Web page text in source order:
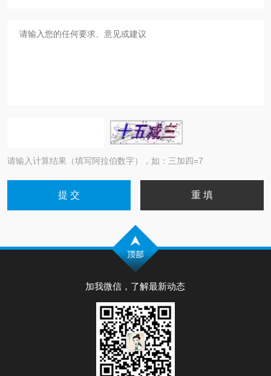
请输入计算结果（填写阿拉伯数字），如：三加四=7
加我微信，了解最新动态